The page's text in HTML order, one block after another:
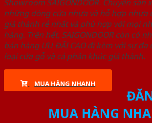
Showroom SAIGONDOOR. Chuyên sản
những dòng cửa nhựa và hỗ hợp nhựa
giá thành rẻ nhất và phù hợp với mọi
hàng. Trên hết, SAIGONDOOR còn có
bán hàng ƯU ĐÃI CAO đi kèm với sự đa
loại cửa gỗ và cả phân khúc giá thành.
MUA HÀNG NHANH
MUA HÀNG